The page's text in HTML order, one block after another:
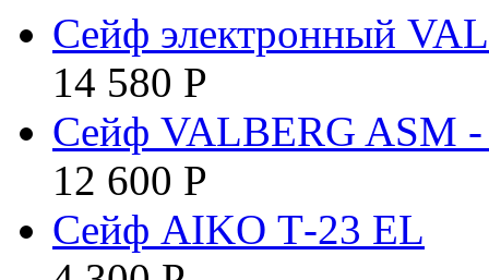
Сейф электронный
14 580 Р
Сейф VALBERG ASM
12 600 Р
Сейф AIKO Т-23 EL